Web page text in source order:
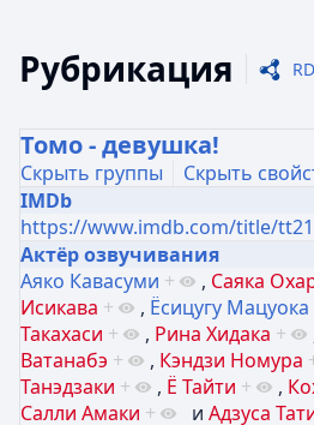
Рубрикация
Томо - девушка!
Скрыть группы
Скрыть
IMDb
https://www.imdb.com/title/
Актёр озвучивания
Аяко Кавасуми + , Саяка
Исикава + , Ёсицугу Мацуока
Такахаси + , Рина Хидака +
Ватанабэ + , Кэндзи Номура
Танэдзаки + , Ё Тайти + ,
Салли Амаки + и Адзуса